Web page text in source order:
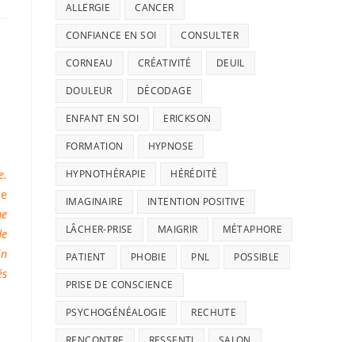
ALLERGIE CANCER
CONFIANCE EN SOI CONSULTER
CORNEAU CRÉATIVITÉ DEUIL
DOULEUR DÉCODAGE
ENFANT EN SOI ERICKSON
FORMATION HYPNOSE
HYPNOTHÉRAPIE HÉRÉDITÉ
IMAGINAIRE INTENTION POSITIVE
LÂCHER-PRISE MAIGRIR MÉTAPHORE
PATIENT PHOBIE PNL POSSIBLE
PRISE DE CONSCIENCE
PSYCHOGÉNÉALOGIE RECHUTE